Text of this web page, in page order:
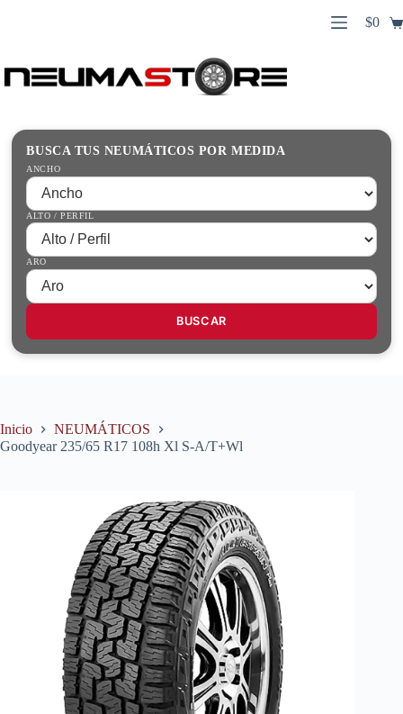
productosInicio
Guías Prácticas
Tienda
Carro
$0
BUSCA TUS NEUMÁTICOS POR MEDIDA
ANCHO
ALTO / PERFIL
ARO
BUSCAR
Inicio
NEUMÁTICOS
Goodyear 235/65 R17 108h Xl S-A/T+Wl